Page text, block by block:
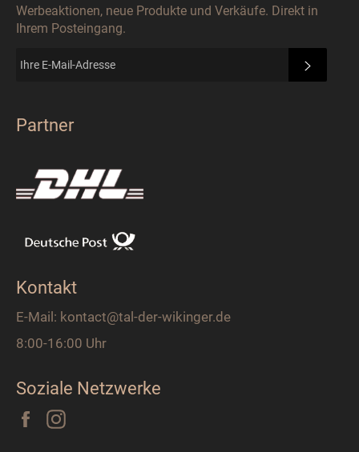
Werbeaktionen, neue Produkte und Verkäufe. Direkt in
Ihrem Posteingang.
Partner
Kontakt
E-Mail: kontact@tal-der-wikinger.de
8:00-16:00 Uhr
Soziale Netzwerke
Facebook